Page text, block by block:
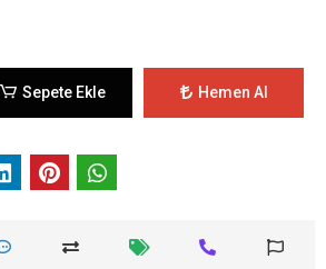
Sepete Ekle Hemen Al